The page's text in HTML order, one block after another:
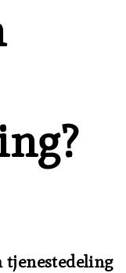
tjenestedeling